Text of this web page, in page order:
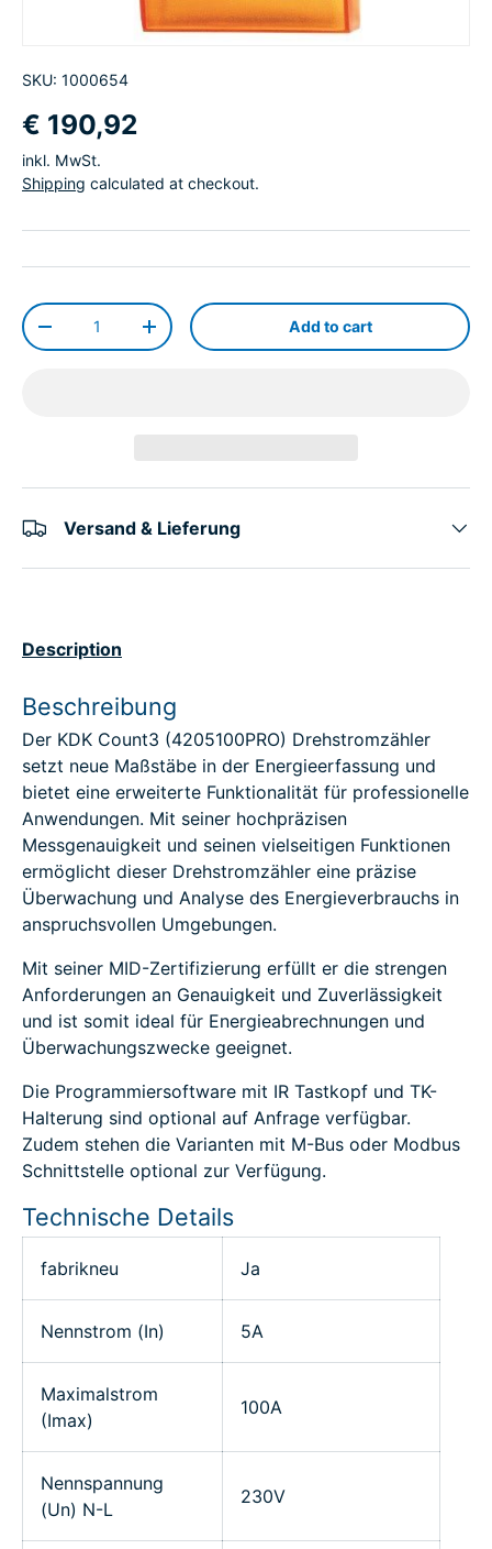
SKU: 1000654
€ 190,92
inkl. MwSt.
Shipping calculated at checkout.
Qty
-
+ Add to cart
Versand & Lieferung
Description
Beschreibung
Der KDK Count3 (4205100PRO) Drehstromzähler
setzt neue Maßstäbe in der Energieerfassung und
bietet eine erweiterte Funktionalität für professionelle
Anwendungen. Mit seiner hochpräzisen
Messgenauigkeit und seinen vielseitigen Funktionen
ermöglicht dieser Drehstromzähler eine präzise
Überwachung und Analyse des Energieverbrauchs in
anspruchsvollen Umgebungen.
Mit seiner MID-Zertifizierung erfüllt er die strengen
Anforderungen an Genauigkeit und Zuverlässigkeit
und ist somit ideal für Energieabrechnungen und
Überwachungszwecke geeignet.
Die Programmiersoftware mit IR Tastkopf und TK-
Halterung sind optional auf Anfrage verfügbar.
Zudem stehen die Varianten mit M-Bus oder Modbus
Schnittstelle optional zur Verfügung.
Technische Details
fabrikneu Ja
Nennstrom (In) 5A
Maximalstrom
(Imax)
100A
Nennspannung
(Un) N-L
230V